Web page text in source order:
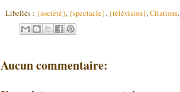
Libellés : {société}, {spectacle}, {télévision},Citations,
Aucun commentaire: